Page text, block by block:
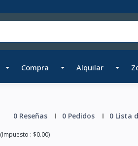
Compra Alquilar
0 Reseñas 0 Pedidos 0 Lista
(Impuesto : $0.00)